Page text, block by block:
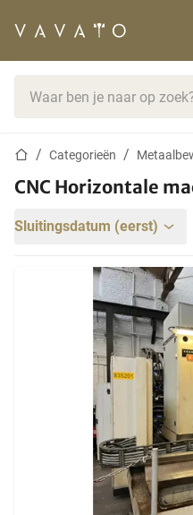
StartpaginaCategorieën
CNC Horizontale
Sluitingsdatum (eerst)